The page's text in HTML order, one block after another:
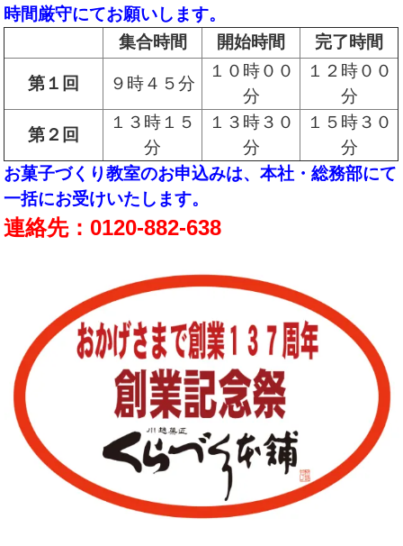
時間厳守にてお願いします。
集合時間
開始時間 完了時間
第１回 ９時４５分
１０時００
分
１２時００
分
第２回
１３時１５
分
１３時３０
分
１５時３０
分
お菓子づくり教室のお申込みは、本社・総務部にて
一括にお受けいたします。
連絡先：0120-882-638